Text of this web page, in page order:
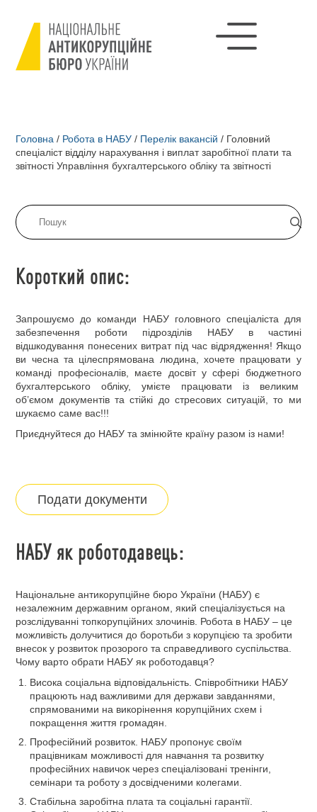
Головна / Робота в НАБУ / Перелік вакансій / Головний
спеціаліст відділу нарахування і виплат заробітної плати та
звітності Управління бухгалтерського обліку та звітності
Короткий опис:
Запрошуємо до команди НАБУ головного спеціаліста для
забезпечення роботи підрозділів НАБУ в частині
відшкодування понесених витрат під час відрядження! Якщо
ви чесна та цілеспрямована людина, хочете працювати у
команді професіоналів, маєте досвіт у сфері бюджетного
бухгалтерського обліку, умієте працювати із великим
об’ємом документів та стійкі до стресових ситуацій, то ми
шукаємо саме вас!!!
Приєднуйтеся до НАБУ та змінюйте країну разом із нами!
Подати документи
НАБУ як роботодавець:
Національне антикорупційне бюро України (НАБУ) є
незалежним державним органом, який спеціалізується на
розслідуванні топкорупційних злочинів. Робота в НАБУ – це
можливість долучитися до боротьби з корупцією та зробити
внесок у розвиток прозорого та справедливого суспільства.
Чому варто обрати НАБУ як роботодавця?
Висока соціальна відповідальність. Співробітники НАБУ
працюють над важливими для держави завданнями,
спрямованими на викорінення корупційних схем і
покращення життя громадян.
Професійний розвиток. НАБУ пропонує своїм
працівникам можливості для навчання та розвитку
професійних навичок через спеціалізовані тренінги,
семінари та роботу з досвідченими колегами.
Стабільна заробітна плата та соціальні гарантії.